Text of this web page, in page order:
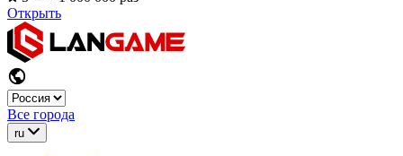
Открыть
Все города
ru